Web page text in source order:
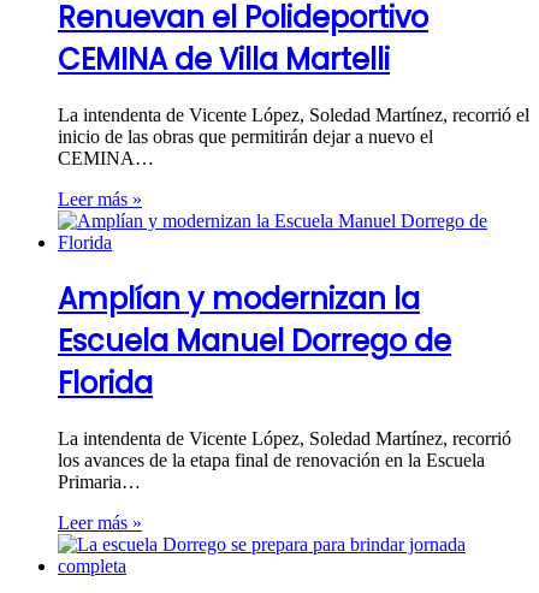
Renuevan el Polideportivo
CEMINA de Villa Martelli
La intendenta de Vicente López, Soledad Martínez, recorrió el
inicio de las obras que permitirán dejar a nuevo el
CEMINA…
Leer más »
Amplían y modernizan la
Escuela Manuel Dorrego de
Florida
La intendenta de Vicente López, Soledad Martínez, recorrió
los avances de la etapa final de renovación en la Escuela
Primaria…
Leer más »